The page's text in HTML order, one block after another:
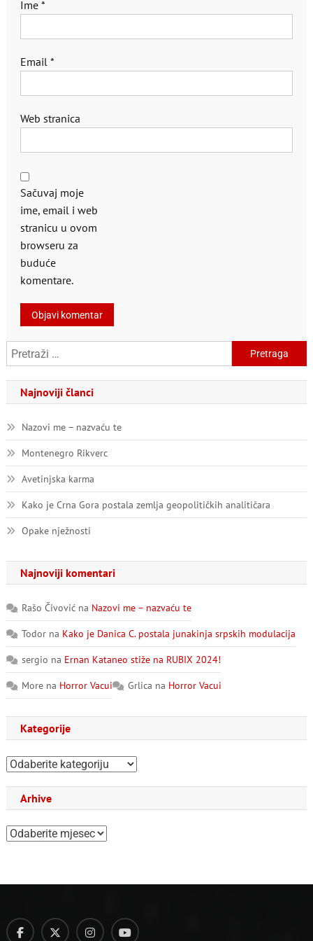
Ime *
Email *
Web stranica
Sačuvaj moje
ime, email i web
stranicu u ovom
browseru za
buduće
komentare.
Pretraga:
Najnoviji članci
Nazovi me – nazvaću te
Montenegro Rikverc
Avetinjska karma
Kako je Crna Gora postala zemlja geopolitičkih analitičara
Opake nježnosti
Najnoviji komentari
Rašo Čivovićna Nazovi me – nazvaću te
Todorna Kako je Danica C. postala junakinja srpskih modulacija
sergio na Ernan Kataneo stiže na RUBIX 2024!
Morena Horror Vacui Grlica na Horror Vacui
Kategorije
Kategorije
Arhive
Arhive